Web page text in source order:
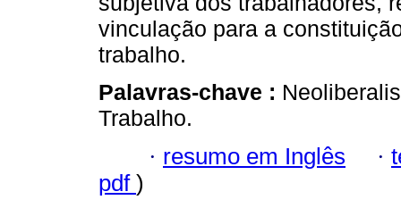
vinculação para a
trabalho.
Palavras-chave :
Trabalho.
· resumo em Inglês ·
pdf )